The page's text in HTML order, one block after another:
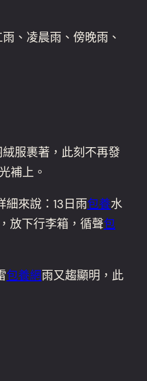
、凌晨雨、傍晚雨、
服裹著，此刻不再發
補上。
來說：13日雨包養水
放下行李箱，循聲包
包養網雨又趨顯明，此